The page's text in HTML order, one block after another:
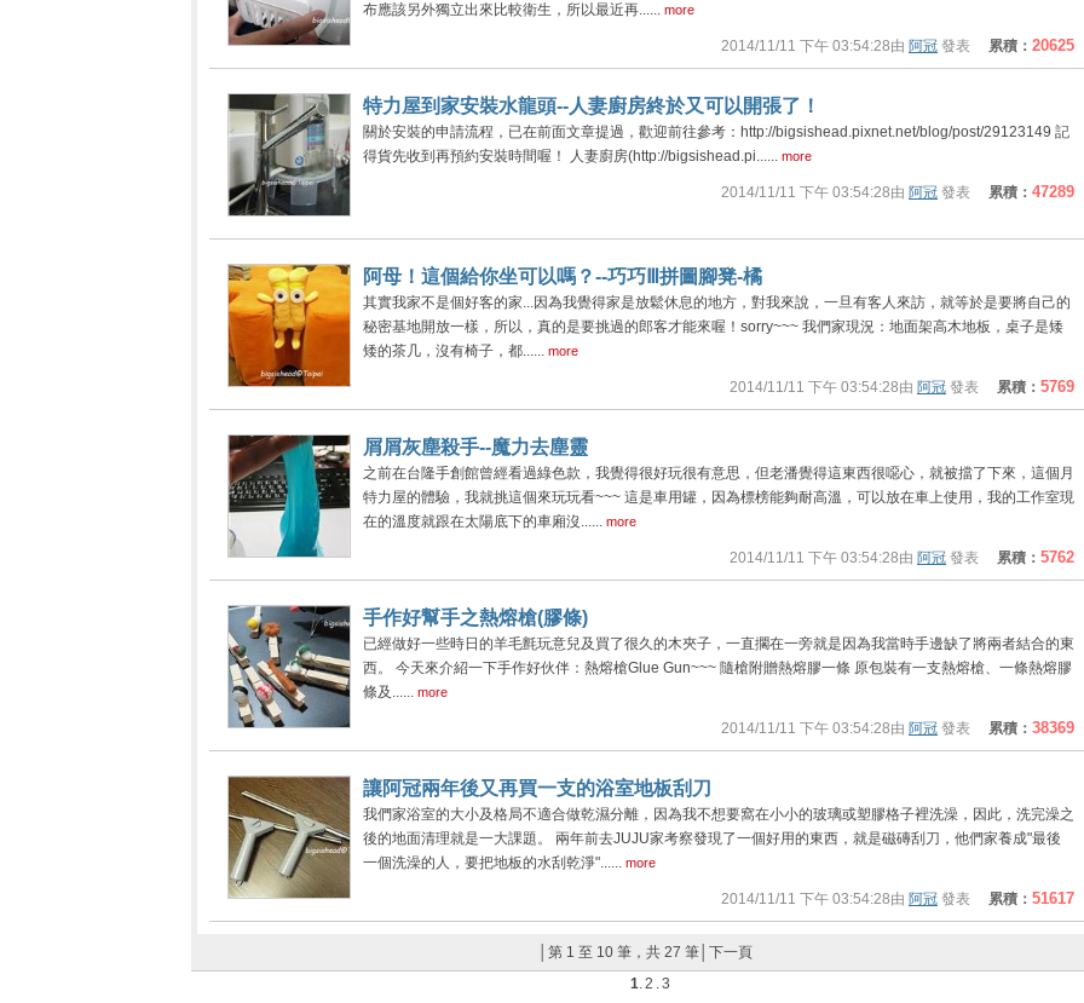
布應該另外獨立出來比較衛生，所以最近再...... more
2014/11/11 下午 03:54:28由 阿冠 發表 累積： 20625
特力屋到家安裝水龍頭--人妻廚房終於又可以開張了！
關於安裝的申請流程，已在前面文章提過，歡迎前往參考：http://bigsishead.pixnet.net/blog/post/29123149 記
得貨先收到再預約安裝時間喔！ 人妻廚房(http://bigsishead.pi...... more
2014/11/11 下午 03:54:28由 阿冠 發表 累積： 47289
阿母！這個給你坐可以嗎？--巧巧Ⅲ拼圖腳凳-橘
其實我家不是個好客的家...因為我覺得家是放鬆休息的地方，對我來說，一旦有客人來訪，就等於是要將自己的
秘密基地開放一樣，所以，真的是要挑過的郎客才能來喔！sorry~~~ 我們家現況：地面架高木地板，桌子是矮
矮的茶几，沒有椅子，都...... more
2014/11/11 下午 03:54:28由 阿冠 發表 累積： 5769
屑屑灰塵殺手--魔力去塵靈
之前在台隆手創館曾經看過綠色款，我覺得很好玩很有意思，但老潘覺得這東西很噁心，就被擋了下來，這個月
特力屋的體驗，我就挑這個來玩玩看~~~ 這是車用罐，因為標榜能夠耐高溫，可以放在車上使用，我的工作室現
在的溫度就跟在太陽底下的車廂沒...... more
2014/11/11 下午 03:54:28由 阿冠 發表 累積： 5762
手作好幫手之熱熔槍(膠條)
已經做好一些時日的羊毛氈玩意兒及買了很久的木夾子，一直擱在一旁就是因為我當時手邊缺了將兩者結合的東
西。 今天來介紹一下手作好伙伴：熱熔槍Glue Gun~~~ 隨槍附贈熱熔膠一條 原包裝有一支熱熔槍、一條熱熔膠
條及...... more
2014/11/11 下午 03:54:28由 阿冠 發表 累積： 38369
讓阿冠兩年後又再買一支的浴室地板刮刀
我們家浴室的大小及格局不適合做乾濕分離，因為我不想要窩在小小的玻璃或塑膠格子裡洗澡，因此，洗完澡之
後的地面清理就是一大課題。 兩年前去JUJU家考察發現了一個好用的東西，就是磁磚刮刀，他們家養成"最後
一個洗澡的人，要把地板的水刮乾淨"...... more
2014/11/11 下午 03:54:28由 阿冠 發表 累積： 51617
│第 1 至 10 筆，共 27 筆│ 下一頁
1.2 .3